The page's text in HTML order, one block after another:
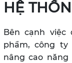
HỆ
Bên cạnh việc
phẩm, công ty
nâng cao